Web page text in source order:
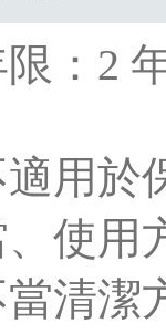
：2
用於
使用
清潔